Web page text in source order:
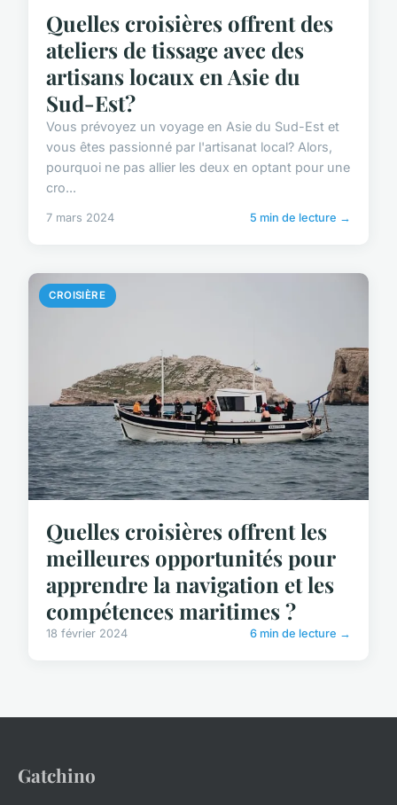
Quelles croisières offrent des
ateliers de tissage avec des
artisans locaux en Asie du
Sud-Est?
Vous prévoyez un voyage en Asie du Sud-Est et
vous êtes passionné par l'artisanat local? Alors,
pourquoi ne pas allier les deux en optant pour une
cro...
7 mars 2024 5 min de lecture →
CROISIÈRE
Quelles croisières offrent les
meilleures opportunités pour
apprendre la navigation et les
compétences maritimes ?
18 février 2024 6 min de lecture →
Gatchino